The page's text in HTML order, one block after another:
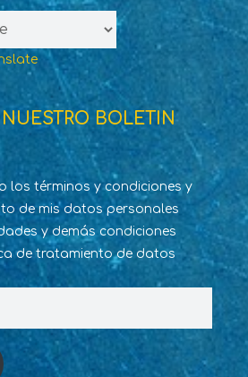
BOLETIN
los términos y condiciones y
de mis datos personales
y demás condiciones
de tratamiento de datos